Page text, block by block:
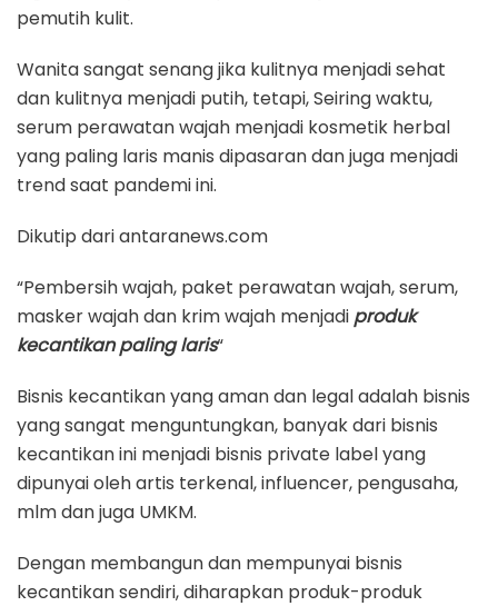
pemutih kulit.
Wanita sangat senang jika kulitnya menjadi sehat
dan kulitnya menjadi putih, tetapi, Seiring waktu,
serum perawatan wajah menjadi kosmetik herbal
yang paling laris manis dipasaran dan juga menjadi
trend saat pandemi ini.
Dikutip dari antaranews.com
“Pembersih wajah, paket perawatan wajah, serum,
masker wajah dan krim wajah menjadi produk
kecantikan paling laris“
Bisnis kecantikan yang aman dan legal adalah bisnis
yang sangat menguntungkan, banyak dari bisnis
kecantikan ini menjadi bisnis private label yang
dipunyai oleh artis terkenal, influencer, pengusaha,
mlm dan juga UMKM.
Dengan membangun dan mempunyai bisnis
kecantikan sendiri, diharapkan produk-produk